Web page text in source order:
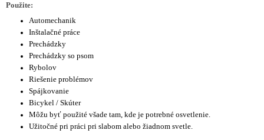
Použite:
Automechanik
Inštalačné práce
Prechádzky
Prechádzky so psom
Rybolov
Riešenie problémov
Spájkovanie
Bicykel / Skúter
Môžu byť použité všade tam, kde je potrebné osvetlenie.
Užitočné pri práci pri slabom alebo žiadnom svetle.